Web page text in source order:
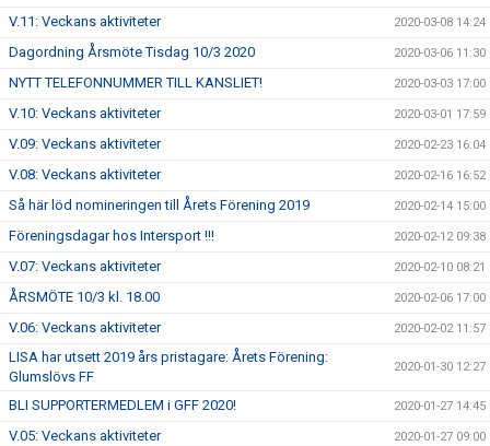
V.11: Veckans aktiviteter 2020-03-08 14:24
Dagordning Årsmöte Tisdag 10/3 2020 2020-03-06 11:30
NYTT TELEFONNUMMER TILL KANSLIET! 2020-03-03 17:00
V.10: Veckans aktiviteter 2020-03-01 17:59
V.09: Veckans aktiviteter 2020-02-23 16:04
V.08: Veckans aktiviteter 2020-02-16 16:52
Så här löd nomineringen till Årets Förening 2019 2020-02-14 15:00
Föreningsdagar hos Intersport !!! 2020-02-12 09:38
V.07: Veckans aktiviteter 2020-02-10 08:21
ÅRSMÖTE 10/3 kl. 18.00 2020-02-06 17:00
V.06: Veckans aktiviteter 2020-02-02 11:57
LISA har utsett 2019 års pristagare: Årets Förening:
Glumslövs FF
2020-01-30 12:27
BLI SUPPORTERMEDLEM i GFF 2020! 2020-01-27 14:45
V.05: Veckans aktiviteter 2020-01-27 09:00